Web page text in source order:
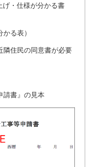
・仕様が分かる書
る表）
隣住民の同意書が必要
請書』の見本